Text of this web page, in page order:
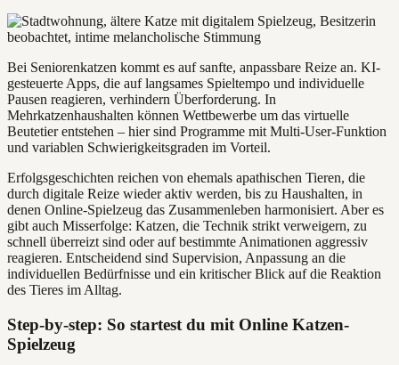
Bei Seniorenkatzen kommt es auf sanfte, anpassbare Reize an. KI-
gesteuerte Apps, die auf langsames Spieltempo und individuelle
Pausen reagieren, verhindern Überforderung. In
Mehrkatzenhaushalten können Wettbewerbe um das virtuelle
Beutetier entstehen – hier sind Programme mit Multi-User-Funktion
und variablen Schwierigkeitsgraden im Vorteil.
Erfolgsgeschichten reichen von ehemals apathischen Tieren, die
durch digitale Reize wieder aktiv werden, bis zu Haushalten, in
denen Online-Spielzeug das Zusammenleben harmonisiert. Aber es
gibt auch Misserfolge: Katzen, die Technik strikt verweigern, zu
schnell überreizt sind oder auf bestimmte Animationen aggressiv
reagieren. Entscheidend sind Supervision, Anpassung an die
individuellen Bedürfnisse und ein kritischer Blick auf die Reaktion
des Tieres im Alltag.
Step-by-step: So startest du mit Online Katzen-
Spielzeug